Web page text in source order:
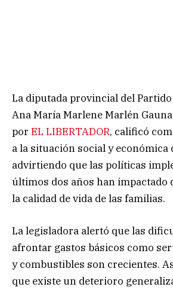
La diputada provincial del
Ana María Marlene Marlén
por EL LIBERTADOR, calificó
a la situación social y económica
advirtiendo que las políticas
últimos dos años han impactado
la calidad de vida de las familias.
La legisladora alertó que las
afrontar gastos básicos como
y combustibles son crecientes.
que existe un deterioro